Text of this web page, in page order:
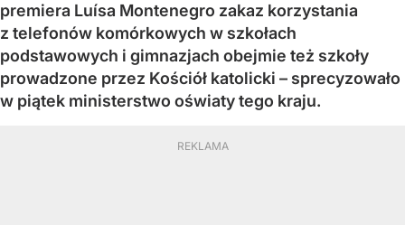
premiera Luísa Montenegro zakaz korzystania
z telefonów komórkowych w szkołach
podstawowych i gimnazjach obejmie też szkoły
prowadzone przez Kościół katolicki – sprecyzowało
w piątek ministerstwo oświaty tego kraju.